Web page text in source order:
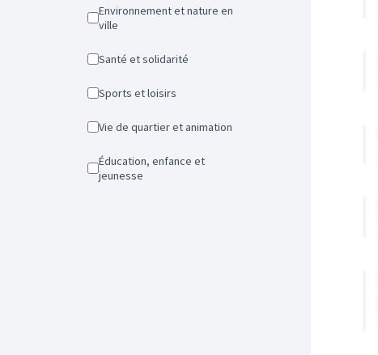
Environnement et nature en
ville
Santé et solidarité
Sports et loisirs
Vie de quartier et animation
Éducation, enfance et
jeunesse